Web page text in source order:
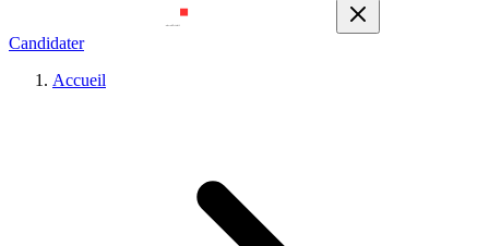
Candidater
Accueil